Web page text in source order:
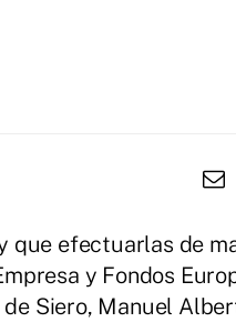
que efectuarlas de
y Fondos
Siero, Manuel